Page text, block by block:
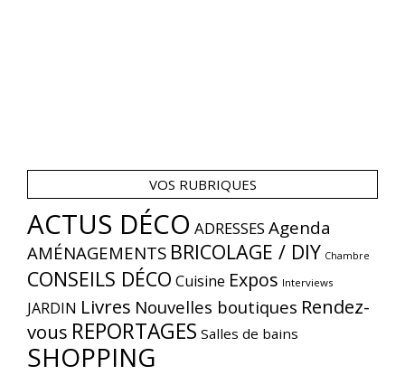
VOS RUBRIQUES
ACTUS DÉCO ADRESSES Agenda
AMÉNAGEMENTS BRICOLAGE / DIY Chambre
CONSEILS DÉCO Cuisine Expos Interviews
JARDIN Livres Nouvelles boutiques Rendez-
vous REPORTAGES Salles de bains
SHOPPING